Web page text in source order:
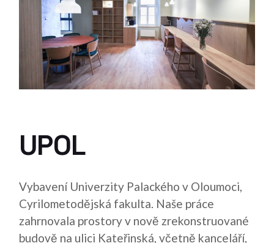
UPOL
Vybavení Univerzity Palackého v Oloumoci,
Cyrilometodějská fakulta. Naše práce
zahrnovala prostory v nově zrekonstruované
budově na ulici Kateřinská, včetně kanceláří,